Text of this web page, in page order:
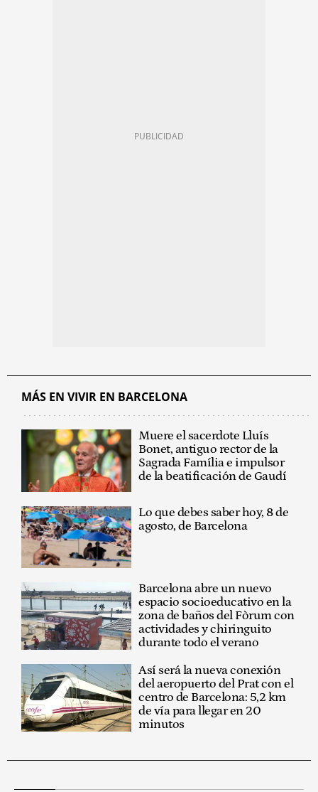
MÁS EN VIVIR EN BARCELONA
Muere el sacerdote Lluís
Bonet, antiguo rector de la
Sagrada Família e impulsor
de la beatificación de Gaudí
Lo que debes saber hoy, 8 de
agosto, de Barcelona
Barcelona abre un nuevo
espacio socioeducativo en la
zona de baños del Fòrum con
actividades y chiringuito
durante todo el verano
Así será la nueva conexión
del aeropuerto del Prat con el
centro de Barcelona: 5,2 km
de vía para llegar en 20
minutos